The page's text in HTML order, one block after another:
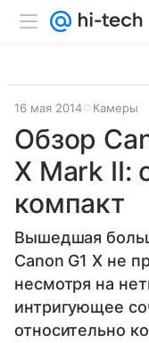
16 мая 2014 Камеры
Обзор
X Mark II:
компакт
Вышедшая
Canon G1 X не
несмотря на
интригующее
относительно